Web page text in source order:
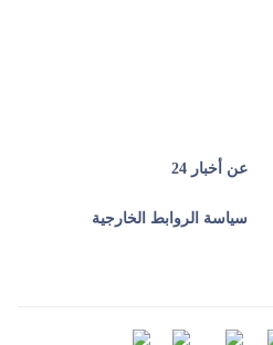
عن أخبار 24
سياسة الروابط الخارجية